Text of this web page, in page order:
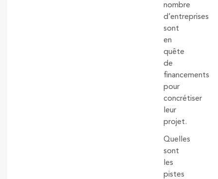
nombre
d’entreprises
sont
en
quête
de
financements
pour
concrétiser
leur
projet.
Quelles
sont
les
pistes